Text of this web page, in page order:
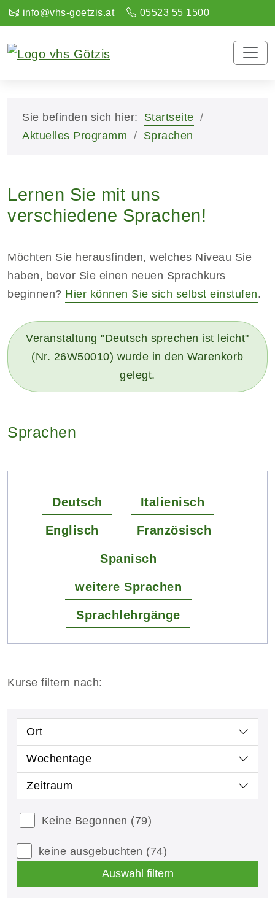
info@vhs-goetzis.at 05523 55 1500
Sie befinden sich hier:
Startseite
Aktuelles Programm
Sprachen
Lernen Sie mit uns
verschiedene Sprachen!
Möchten Sie herausfinden, welches Niveau Sie
haben, bevor Sie einen neuen Sprachkurs
beginnen? Hier können Sie sich selbst einstufen.
Veranstaltung "Deutsch sprechen ist leicht"
(Nr. 26W50010) wurde in den Warenkorb
gelegt.
Sprachen
Deutsch Italienisch
Englisch Französisch
Spanisch
weitere Sprachen
Sprachlehrgänge
Kurse filtern nach:
Ort
Wochentage
Zeitraum
Keine Begonnen (79)
keine ausgebuchten (74)
Auswahl filtern